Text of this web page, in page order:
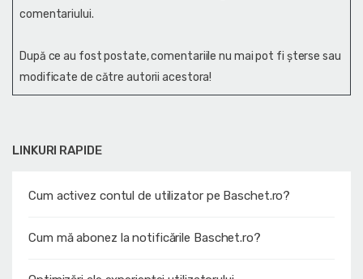
LINKURI RAPIDE
Cum activez contul de utilizator pe Baschet.ro?
Cum mă abonez la notificările Baschet.ro?
comentariului.
După ce au fost postate, comentariile nu mai pot fi șterse sau
modificate de către autorii acestora!